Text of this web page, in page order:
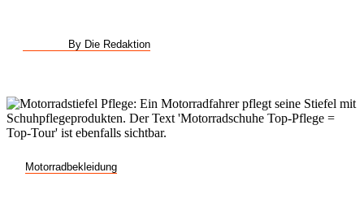
By Die Redaktion
Motorradbekleidung